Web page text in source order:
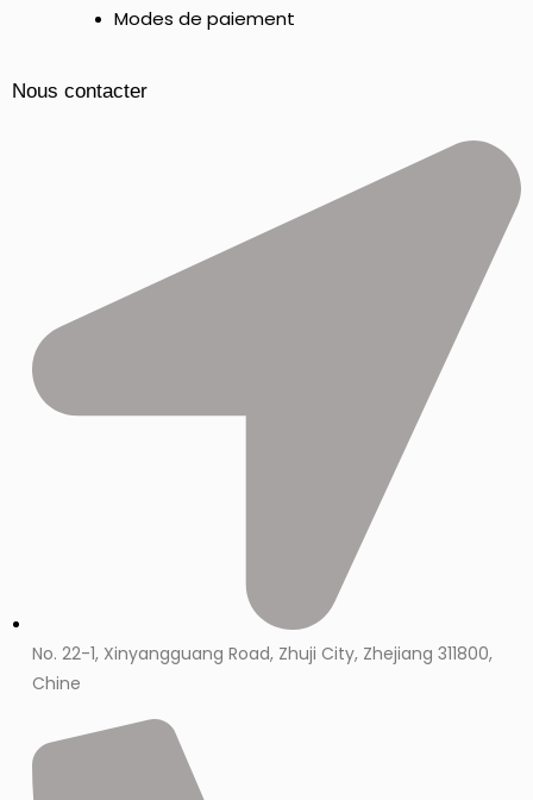
Modes de paiement
Nous contacter
No. 22-1, Xinyangguang Road, Zhuji City, Zhejiang 311800,
Chine